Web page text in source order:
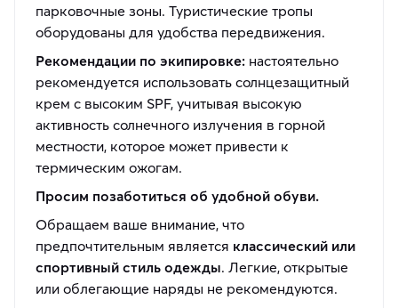
парковочные зоны. Туристические тропы
оборудованы для удобства передвижения.
Рекомендации по экипировке: настоятельно
рекомендуется использовать солнцезащитный
крем с высоким SPF, учитывая высокую
активность солнечного излучения в горной
местности, которое может привести к
термическим ожогам.
Просим позаботиться об удобной обуви.
Обращаем ваше внимание, что
предпочтительным является классический или
спортивный стиль одежды. Легкие, открытые
или облегающие наряды не рекомендуются.